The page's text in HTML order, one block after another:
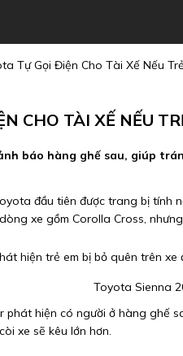
Tự Gọi Điện Cho Tài Xế Nếu
CHO TÀI XẾ NẾU
báo hàng ghế sau, giúp
đầu tiên được trang bị tính
xe gồm Corolla Cross,
Toyota Sienna
hiện có người ở hàng ghế
xe sẽ kêu lớn hơn.